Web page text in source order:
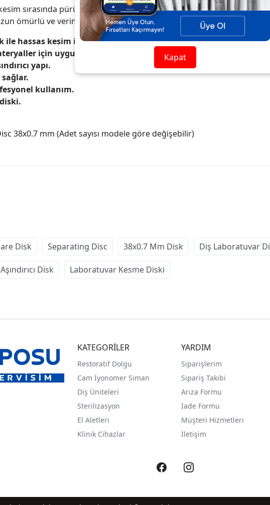
kesim sırasında pürüzsüz yüzey elde edilmesini sağlar. İnce ve
ömürlü ve verimli kullanım sunar.
ile hassas kesim imkânı.
için uygun.
yapı.
kullanım.
38x0.7 mm (Adet sayısı modele göre değişebilir)
Disk Separating Disc 38x0.7 Mm Disk Diş Laboratuvar
Disk Laboratuvar Kesme Diski
KATEGORİLER
Restoratif Dolgu
Cam İyonomer Siman
Diş Üniteleri
Sterilizasyon
El Aletleri
Klinik Cihazlar
YARDIM
Siparişlerim
Sipariş Takibi
Arıza Formu
İade Formu
Müşteri Hizmetleri
İletişim
Kapat